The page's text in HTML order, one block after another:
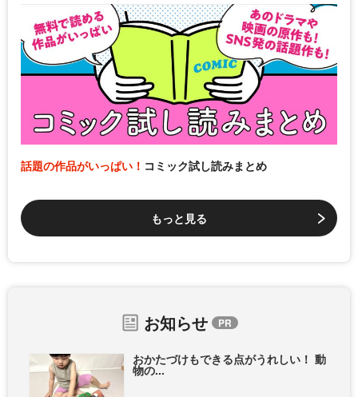
話題の作品がいっぱい！ コミック試し読みまとめ
もっと見る
お知らせ
おかたづけもできる点がうれしい！ 動
物の...